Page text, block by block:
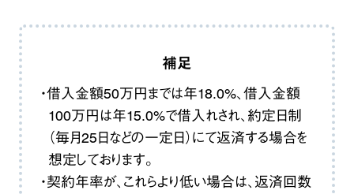
補足
・借入金額50万円までは年18.0%、借入金額
100万円は年15.0%で借入れされ、約定日制
（毎月25日などの一定日）にて返済する場合を
想定しております。
・契約年率が、これらより低い場合は、返済回数